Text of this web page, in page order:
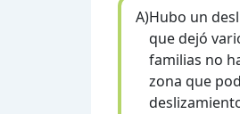
A)Hubo un
que dejó
familias no
zona que